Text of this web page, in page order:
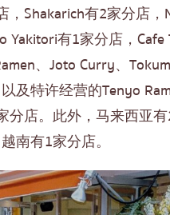
，Shakarich有2家分店，
Yakitori有1家分店，
、Joto Curry、
及特许经营的Tenyo
分店。此外，马来西亚
南有1家分店。